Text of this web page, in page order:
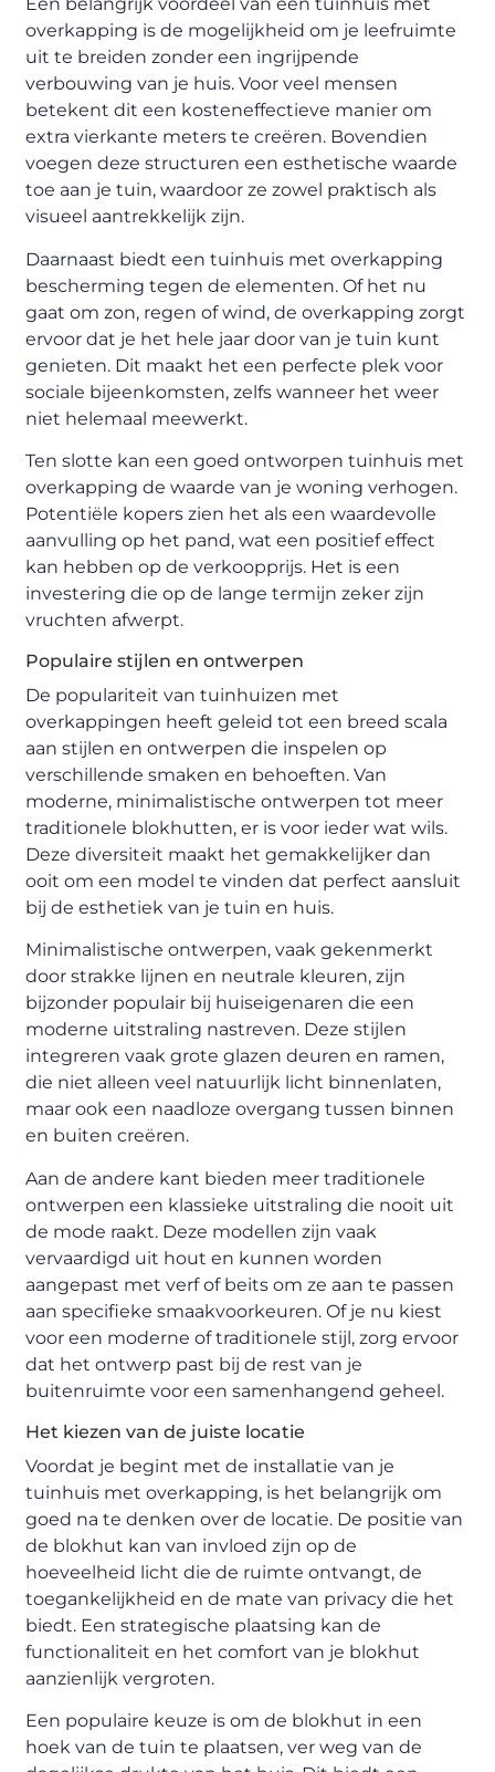
overkapping is de mogelijkheid om je leefruimte
uit te breiden zonder een ingrijpende
verbouwing van je huis. Voor veel mensen
betekent dit een kosteneffectieve manier om
extra vierkante meters te creëren. Bovendien
voegen deze structuren een esthetische waarde
toe aan je tuin, waardoor ze zowel praktisch als
visueel aantrekkelijk zijn.
Daarnaast biedt een tuinhuis met overkapping
bescherming tegen de elementen. Of het nu
gaat om zon, regen of wind, de overkapping zorgt
ervoor dat je het hele jaar door van je tuin kunt
genieten. Dit maakt het een perfecte plek voor
sociale bijeenkomsten, zelfs wanneer het weer
niet helemaal meewerkt.
Ten slotte kan een goed ontworpen tuinhuis met
overkapping de waarde van je woning verhogen.
Potentiële kopers zien het als een waardevolle
aanvulling op het pand, wat een positief effect
kan hebben op de verkoopprijs. Het is een
investering die op de lange termijn zeker zijn
vruchten afwerpt.
Populaire stijlen en ontwerpen
De populariteit van tuinhuizen met
overkappingen heeft geleid tot een breed scala
aan stijlen en ontwerpen die inspelen op
verschillende smaken en behoeften. Van
moderne, minimalistische ontwerpen tot meer
traditionele blokhutten, er is voor ieder wat wils.
Deze diversiteit maakt het gemakkelijker dan
ooit om een model te vinden dat perfect aansluit
bij de esthetiek van je tuin en huis.
Minimalistische ontwerpen, vaak gekenmerkt
door strakke lijnen en neutrale kleuren, zijn
bijzonder populair bij huiseigenaren die een
moderne uitstraling nastreven. Deze stijlen
integreren vaak grote glazen deuren en ramen,
die niet alleen veel natuurlijk licht binnenlaten,
maar ook een naadloze overgang tussen binnen
en buiten creëren.
Aan de andere kant bieden meer traditionele
ontwerpen een klassieke uitstraling die nooit uit
de mode raakt. Deze modellen zijn vaak
vervaardigd uit hout en kunnen worden
aangepast met verf of beits om ze aan te passen
aan specifieke smaakvoorkeuren. Of je nu kiest
voor een moderne of traditionele stijl, zorg ervoor
dat het ontwerp past bij de rest van je
buitenruimte voor een samenhangend geheel.
Het kiezen van de juiste locatie
Voordat je begint met de installatie van je
tuinhuis met overkapping, is het belangrijk om
goed na te denken over de locatie. De positie van
de blokhut kan van invloed zijn op de
hoeveelheid licht die de ruimte ontvangt, de
toegankelijkheid en de mate van privacy die het
biedt. Een strategische plaatsing kan de
functionaliteit en het comfort van je blokhut
aanzienlijk vergroten.
Een populaire keuze is om de blokhut in een
hoek van de tuin te plaatsen, ver weg van de